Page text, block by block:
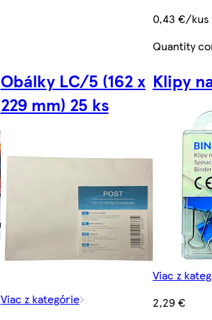
0,43 €/kus
Quantity
Obálky LC/5 (162 x
229 mm) 25 ks
Viac z kategórie
Klipy
Viac z
2,29 €